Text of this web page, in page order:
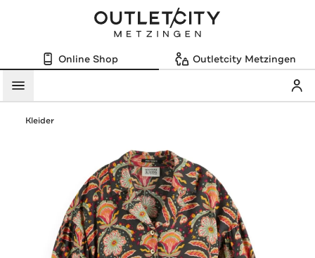
Online Shop Outletcity Metzingen
Menü
Kleider